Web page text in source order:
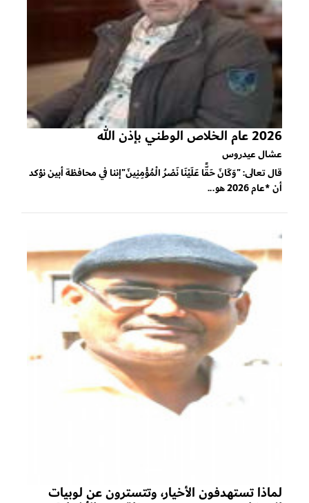
2026 عام الخلاص الوطني بإذن الله
عشال عيدروس
قال تعالى: "وَكَانَ حَقًّا عَلَيْنَا نَصْرُ الْمُؤْمِنِينَ"إننا في محافظة أبين نؤكد
أن *عام 2026 هو...
لماذا تستهدفون الأخيار، وتتسترون عن لوبيات